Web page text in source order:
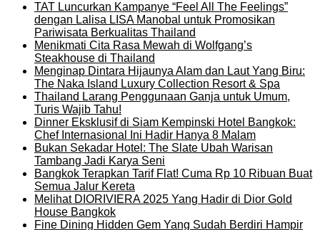
TAT Luncurkan Kampanye “Feel All The Feelings”
dengan Lalisa LISA Manobal untuk Promosikan
Pariwisata Berkualitas Thailand
Menikmati Cita Rasa Mewah di Wolfgang’s
Steakhouse di Thailand
Menginap Dintara Hijaunya Alam dan Laut Yang Biru:
The Naka Island Luxury Collection Resort & Spa
Thailand Larang Penggunaan Ganja untuk Umum,
Turis Wajib Tahu!
Dinner Eksklusif di Siam Kempinski Hotel Bangkok:
Chef Internasional Ini Hadir Hanya 8 Malam
Bukan Sekadar Hotel: The Slate Ubah Warisan
Tambang Jadi Karya Seni
Bangkok Terapkan Tarif Flat! Cuma Rp 10 Ribuan Buat
Semua Jalur Kereta
Melihat DIORIVIERA 2025 Yang Hadir di Dior Gold
House Bangkok
Fine Dining Hidden Gem Yang Sudah Berdiri Hampir